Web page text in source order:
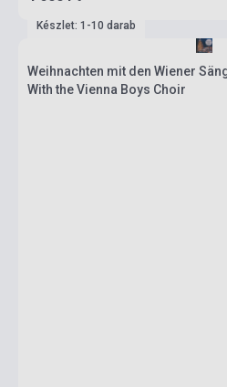
Készlet: 1-10 darab
Weihnachten mit den Wiener
With the Vienna Boys Choir